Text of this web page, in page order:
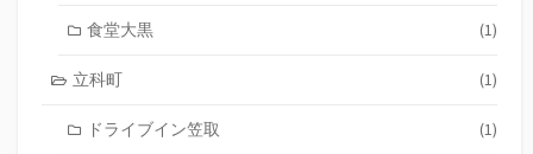
食堂大黒 (1)
立科町 (1)
ドライブイン笠取 (1)